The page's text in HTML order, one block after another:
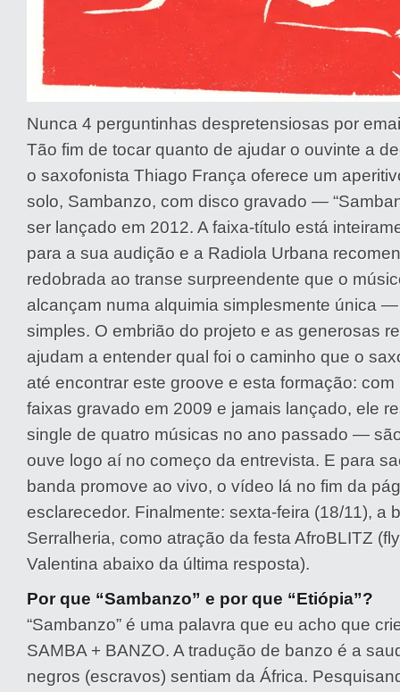
Nunca 4 perguntinhas despretensiosas por
Tão fim de tocar quanto de ajudar o ouvinte a
o saxofonista Thiago França oferece um
solo, Sambanzo, com disco gravado —
ser lançado em 2012. A faixa-título está
para a sua audição e a Radiola Urbana
redobrada ao transe surpreendente que o
alcançam numa alquimia simplesmente única
simples. O embrião do projeto e as generosas
ajudam a entender qual foi o caminho que o
até encontrar este groove e esta formação:
faixas gravado em 2009 e jamais lançado, ele
single de quatro músicas no ano passado —
ouve logo aí no começo da entrevista. E para
banda promove ao vivo, o vídeo lá no fim da
esclarecedor. Finalmente: sexta-feira (18/11), a
Serralheria, como atração da festa AfroBLITZ
Valentina abaixo da última resposta).
Por que “Sambanzo” e por que “Etiópia”?
“Sambanzo” é uma palavra que eu acho que
SAMBA + BANZO. A tradução de banzo é a
negros (escravos) sentiam da África.